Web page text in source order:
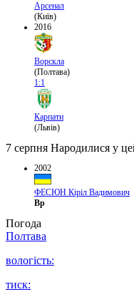
Арсенал
(Київ)
2016
Ворскла
(Полтава)
1:1
Карпати
(Львів)
7 серпня Народилися у
2002
ФЕСЮН Кіріл Вадимович
Вр
Погода
Полтава
вологість:
тиск: